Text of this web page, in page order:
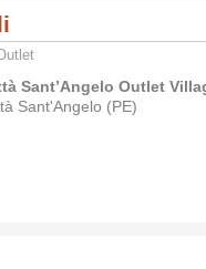
Sant’Angelo Outlet
Sant'Angelo (PE)